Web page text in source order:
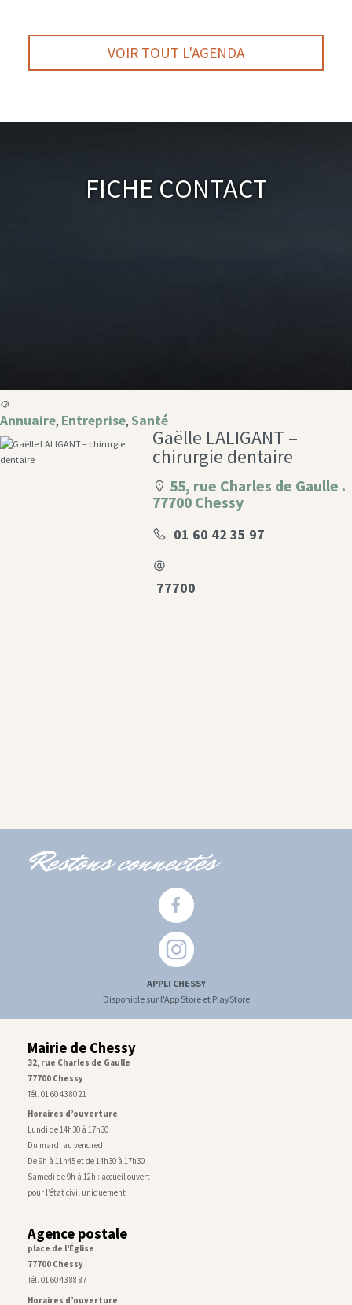
VOIR TOUT L'AGENDA
Fiche Contact
Annuaire, Entreprise, Santé
Gaëlle LALIGANT –
chirurgie dentaire
55, rue Charles de Gaulle .
77700 Chessy
01 60 42 35 97
77700
Restons connectés
APPLI CHESSY
Disponible sur l'App Store et PlayStore
Mairie de Chessy
32, rue Charles de Gaulle
77700 Chessy
Tél. 01 60 43 80 21
Horaires d’ouverture
Lundi de 14h30 à 17h30
Du mardi au vendredi
De 9h à 11h45 et de 14h30 à 17h30
Samedi de 9h à 12h : accueil ouvert
pour l’état civil uniquement
Agence postale
place de l’Église
77700 Chessy
Tél. 01 60 43 88 87
Horaires d’ouverture